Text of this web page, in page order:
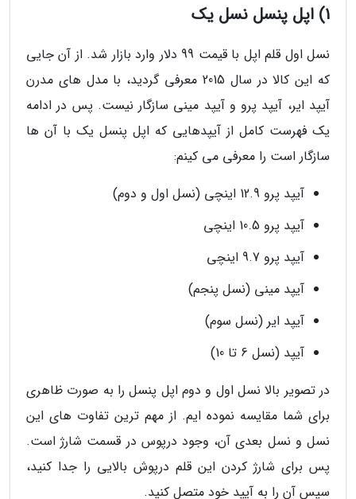
1) اپل پنسل نسل یک
نسل اول قلم اپل با قیمت 99 دلار وارد بازار شد. از آن جایی
که این کالا در سال 2015 معرفی گردید، با مدل های مدرن
آیپد ایر، آیپد پرو و آیپد مینی سازگار نیست. پس در ادامه
یک فهرست کامل از آیپدهایی که اپل پنسل یک با آن ها
سازگار است را معرفی می کینم:
آیپد پرو 12.9 اینچی (نسل اول و دوم)
آیپد پرو 10.5 اینچی
آیپد پرو 9.7 اینچی
آیپد مینی (نسل پنجم)
آیپد ایر (نسل سوم)
آیپد (نسل 6 تا 10)
در تصویر بالا نسل اول و دوم اپل پنسل را به صورت ظاهری
برای شما مقایسه نموده ایم. از مهم ترین تفاوت های این
نسل و نسل بعدی آن، وجود درپوس در قسمت شارژ است.
پس برای شارژ کردن این قلم درپوش بالایی را جدا کنید،
سپس آن را به آیپد خود متصل کنید.